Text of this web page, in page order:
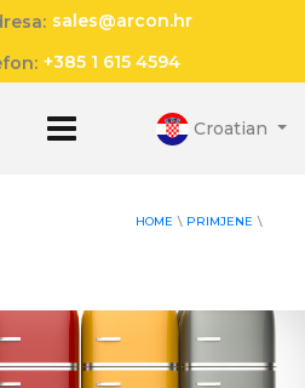
sales@arcon.hr
+385 1 615 4594
Croatian
HOME \ PRIMJENE \